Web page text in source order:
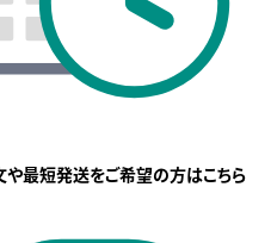
最短発送をご希望の方はこちら